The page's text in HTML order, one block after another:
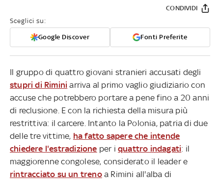
Sceglici su:
Google Discover Fonti Preferite
CONDIVIDI
Il gruppo di quattro giovani stranieri accusati degli
stupri di Rimini arriva al primo vaglio giudiziario con
accuse che potrebbero portare a pene fino a 20 anni
di reclusione. E con la richiesta della misura più
restrittiva: il carcere. Intanto la Polonia, patria di due
delle tre vittime, ha fatto sapere che intende
chiedere l'estradizione per iquattro indagati: il
maggiorenne congolese, considerato il leader e
rintracciato su un trenoa Rimini all'alba di